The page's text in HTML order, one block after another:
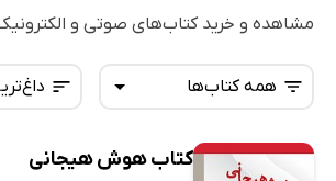
مشاهده و خرید کتاب‌های صوتی و الکترونیک
تازه‌ها
همه کتاب‌ها
همه کتاب‌ها
کتاب هوش هیجانی